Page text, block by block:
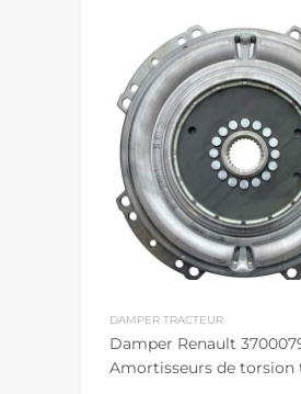
DAMPER TRACTEUR
Damper Renault
Amortisseurs de torsion